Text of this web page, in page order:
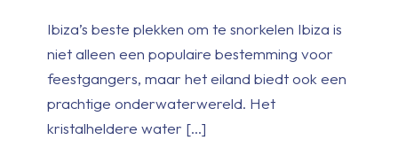
Ibiza’s beste plekken om te snorkelen Ibiza is
niet alleen een populaire bestemming voor
feestgangers, maar het eiland biedt ook een
prachtige onderwaterwereld. Het
kristalheldere water […]